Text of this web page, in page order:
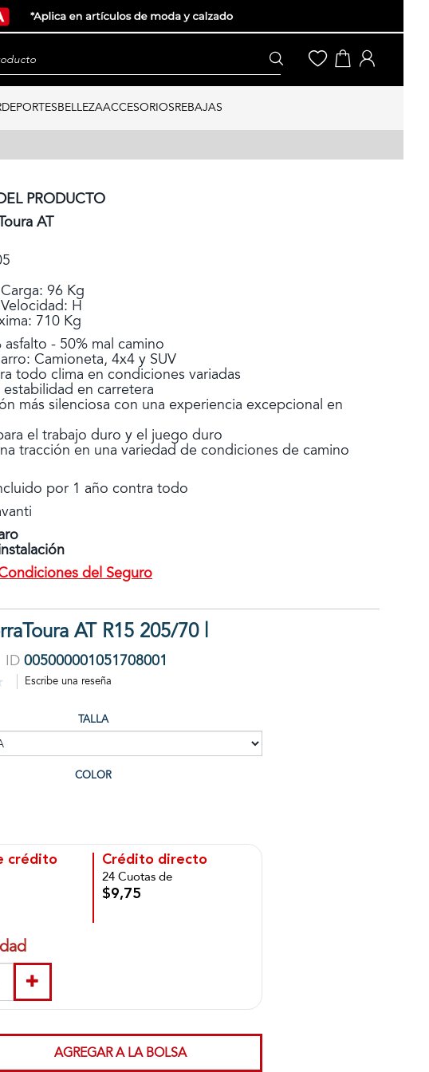
DEPORTESBELLEZAACCESORIOSREBAJAS
PRODUCTO
AT
96 Kg
H
710 Kg
- 50% mal camino
Camioneta, 4x4 y SUV
todo clima en condiciones variadas
en carretera
más silenciosa con una experiencia excepcional en
el trabajo duro y el juego duro
tracción en una variedad de condiciones de camino
por 1 año contra todo
del Seguro
AT R15 205/70 |
ID 005000001051708001
Escribe una reseña
TALLA
COLOR
crédito
Crédito directo
24 Cuotas de
$9,75
AGREGAR A LA BOLSA